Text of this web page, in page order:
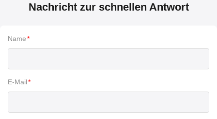
Nachricht zur schnellen Antwort
Name*
E-Mail*